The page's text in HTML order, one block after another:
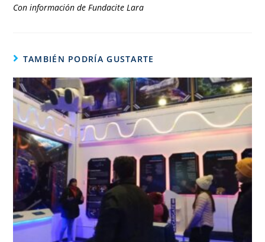
Con información de Fundacite Lara
TAMBIÉN PODRÍA GUSTARTE